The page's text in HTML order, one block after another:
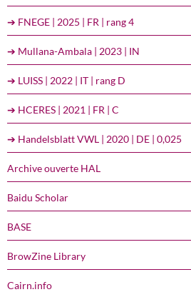
➔ FNEGE | 2025 | FR | rang 4
➔ Mullana-Ambala | 2023 | IN
➔ LUISS | 2022 | IT | rang D
➔ HCERES | 2021 | FR | C
➔ Handelsblatt VWL | 2020 | DE | 0,025
Archive ouverte HAL
Baidu Scholar
BASE
BrowZine Library
Cairn.info